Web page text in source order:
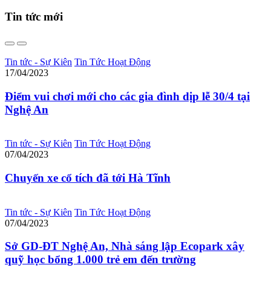
Tin tức mới
Tin tức - Sự Kiên Tin Tức Hoạt Động
17/04/2023
Điểm vui chơi mới cho các gia đình dịp lễ 30/4 tại
Nghệ An
Tin tức - Sự Kiên Tin Tức Hoạt Động
07/04/2023
Chuyến xe cổ tích đã tới Hà Tĩnh
Tin tức - Sự Kiên Tin Tức Hoạt Động
07/04/2023
Sở GD-ĐT Nghệ An, Nhà sáng lập Ecopark xây
quỹ học bổng 1.000 trẻ em đến trường